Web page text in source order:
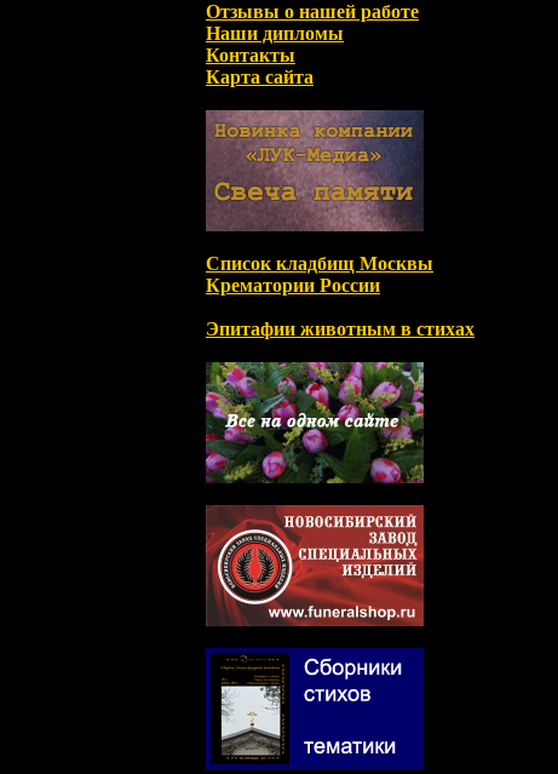
Отзывы о нашей работе
Наши дипломы
Контакты
Карта сайта
Список кладбищ Москвы
Крематории России
Эпитафии животным в стихах